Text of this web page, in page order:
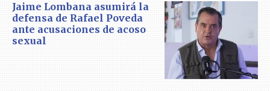
Jaime Lombana asumirá la
defensa de Rafael Poveda
ante acusaciones de acoso
sexual